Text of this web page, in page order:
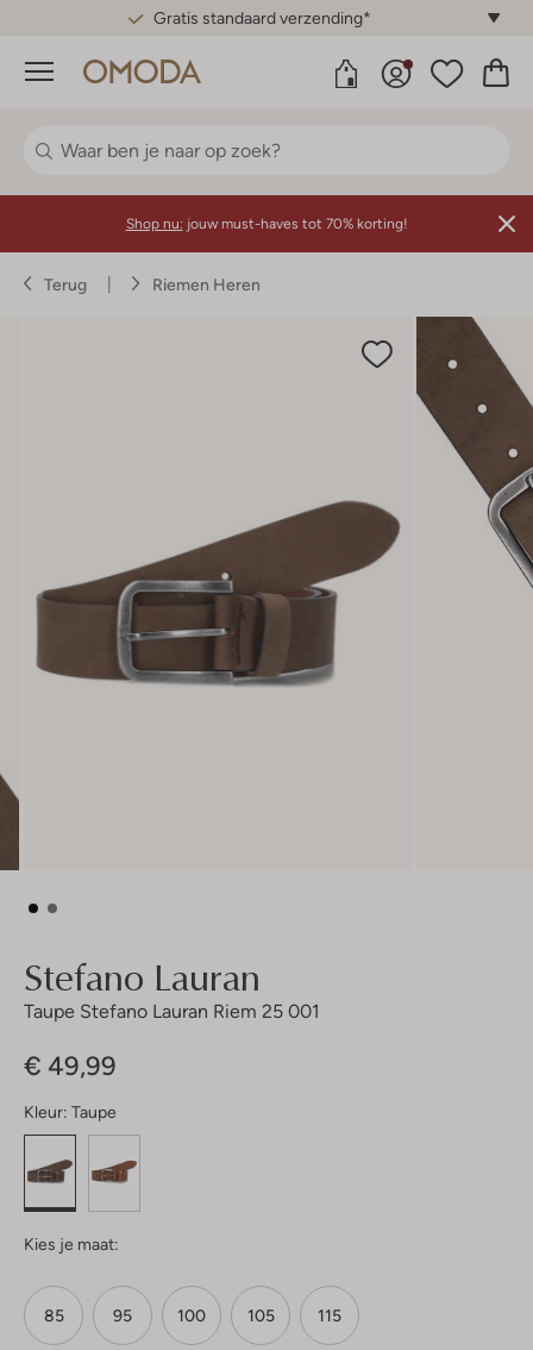
Gratis standaard verzending*
Menu
Shop nu: jouw must-haves tot 70% korting!
Terug Riemen Heren
Stefano Lauran
Taupe Stefano Lauran Riem 25 001
€ 49,99
Kleur: Taupe
Kies je maat:
85 95 100 105 115